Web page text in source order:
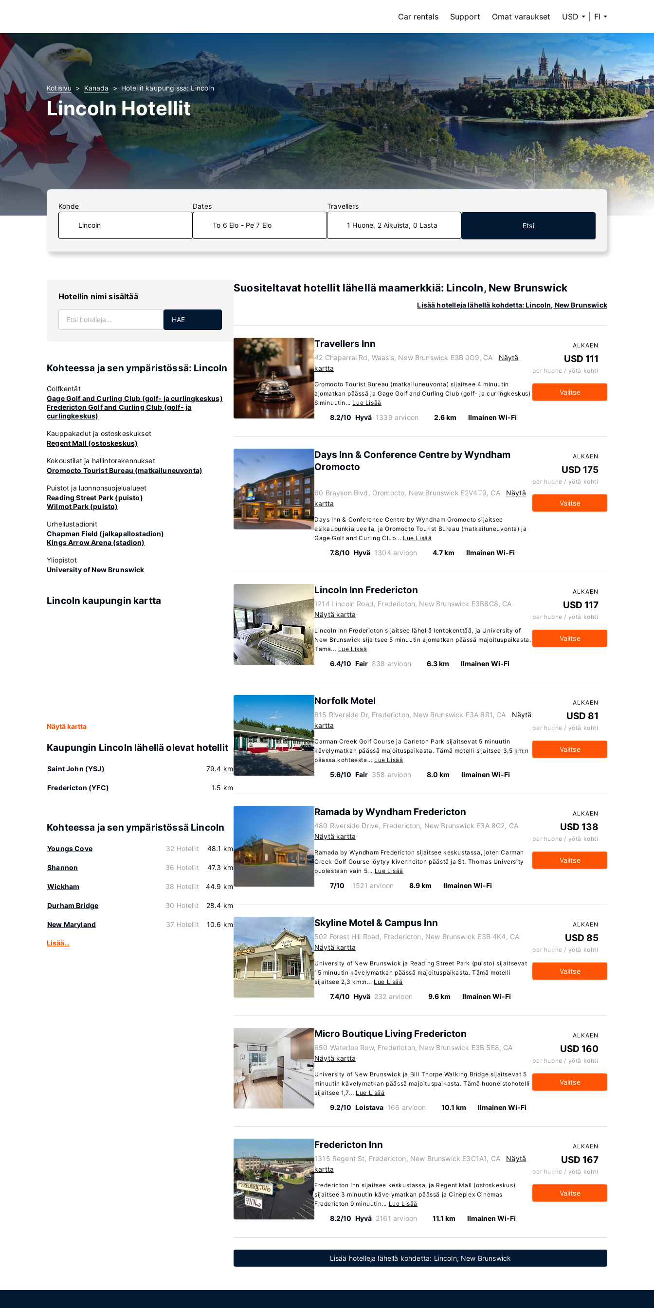
Car rentals Support Omat varaukset USD FI
Kotisivu Kanada Hotellit kaupungissa: Lincoln
Lincoln Hotellit
Kohde Dates
To 6 Elo - Pe 7 Elo
Travellers
1 Huone, 2 Aikuista, 0 Lasta Etsi
Hotellin nimi sisältää
HAE
Kohteessa ja sen ympäristössä: Lincoln
Golfkentät
Gage Golf and Curling Club (golf- ja curlingkeskus)
Fredericton Golf and Curling Club (golf- ja
curlingkeskus)
Kauppakadut ja ostoskeskukset
Regent Mall (ostoskeskus)
Kokoustilat ja hallintorakennukset
Oromocto Tourist Bureau (matkailuneuvonta)
Puistot ja luonnonsuojelualueet
Reading Street Park (puisto)
Wilmot Park (puisto)
Urheilustadionit
Chapman Field (jalkapallostadion)
Kings Arrow Arena (stadion)
Yliopistot
University of New Brunswick
Lincoln kaupungin kartta
Näytä kartta
Kaupungin Lincoln lähellä olevat hotellit
Saint John (YSJ) 79.4 km
Fredericton (YFC) 1.5 km
Kohteessa ja sen ympäristössä Lincoln
Youngs Cove 32 Hotellit 48.1 km
Shannon 36 Hotellit 47.3 km
Wickham 38 Hotellit 44.9 km
Durham Bridge 30 Hotellit 28.4 km
New Maryland 37 Hotellit 10.6 km
Lisää…
Suositeltavat hotellit lähellä maamerkkiä: Lincoln, New Brunswick
Lisää hotelleja lähellä kohdetta: Lincoln, New Brunswick
Travellers Inn
42 Chaparral Rd, Waasis, New Brunswick E3B 0G9, CA
Näytä
kartta
Oromocto Tourist Bureau (matkailuneuvonta) sijaitsee 4 minuutin
ajomatkan päässä ja Gage Golf and Curling Club (golf- ja curlingkeskus)
6 minuutin... Lue Lisää
8.2/10 Hyvä 1339 arvioon 2.6 km Ilmainen Wi-Fi
ALKAEN
USD 111
per huone / yötä kohti
Valitse
Days Inn & Conference Centre by Wyndham
Oromocto
60 Brayson Blvd, Oromocto, New Brunswick E2V4T9, CA
Näytä
kartta
Days Inn & Conference Centre by Wyndham Oromocto sijaitsee
esikaupunkialueella, ja Oromocto Tourist Bureau (matkailuneuvonta) ja
Gage Golf and Curling Club... Lue Lisää
7.8/10 Hyvä 1304 arvioon 4.7 km Ilmainen Wi-Fi
ALKAEN
USD 175
per huone / yötä kohti
Valitse
Lincoln Inn Fredericton
1214 Lincoln Road, Fredericton, New Brunswick E3B8C8, CA
Näytä kartta
Lincoln Inn Fredericton sijaitsee lähellä lentokenttää, ja University of
New Brunswick sijaitsee 5 minuutin ajomatkan päässä majoituspaikasta.
Tämä... Lue Lisää
6.4/10 Fair 838 arvioon 6.3 km Ilmainen Wi-Fi
ALKAEN
USD 117
per huone / yötä kohti
Valitse
Norfolk Motel
815 Riverside Dr, Fredericton, New Brunswick E3A 8R1, CA
Näytä
kartta
Carman Creek Golf Course ja Carleton Park sijaitsevat 5 minuutin
kävelymatkan päässä majoituspaikasta. Tämä motelli sijaitsee 3,5 km:n
päässä kohteesta... Lue Lisää
5.6/10 Fair 358 arvioon 8.0 km Ilmainen Wi-Fi
ALKAEN
USD 81
per huone / yötä kohti
Valitse
Ramada by Wyndham Fredericton
480 Riverside Drive, Fredericton, New Brunswick E3A 8C2, CA
Näytä kartta
Ramada by Wyndham Fredericton sijaitsee keskustassa, joten Carman
Creek Golf Course löytyy kivenheiton päästä ja St. Thomas University
puolestaan vain 5... Lue Lisää
7/10 1521 arvioon 8.9 km Ilmainen Wi-Fi
ALKAEN
USD 138
per huone / yötä kohti
Valitse
Skyline Motel & Campus Inn
502 Forest Hill Road, Fredericton, New Brunswick E3B 4K4, CA
Näytä kartta
University of New Brunswick ja Reading Street Park (puisto) sijaitsevat
15 minuutin kävelymatkan päässä majoituspaikasta. Tämä motelli
sijaitsee 2,3 km:n... Lue Lisää
7.4/10 Hyvä 232 arvioon 9.6 km Ilmainen Wi-Fi
ALKAEN
USD 85
per huone / yötä kohti
Valitse
Micro Boutique Living Fredericton
650 Waterloo Row, Fredericton, New Brunswick E3B 5E8, CA
Näytä kartta
University of New Brunswick ja Bill Thorpe Walking Bridge sijaitsevat 5
minuutin kävelymatkan päässä majoituspaikasta. Tämä huoneistohotelli
sijaitsee 1,7... Lue Lisää
9.2/10 Loistava 166 arvioon 10.1 km Ilmainen Wi-Fi
ALKAEN
USD 160
per huone / yötä kohti
Valitse
Fredericton Inn
1315 Regent St, Fredericton, New Brunswick E3C1A1, CA
Näytä
kartta
Fredericton Inn sijaitsee keskustassa, ja Regent Mall (ostoskeskus)
sijaitsee 3 minuutin kävelymatkan päässä ja Cineplex Cinemas
Fredericton 9 minuutin... Lue Lisää
8.2/10 Hyvä 2161 arvioon 11.1 km Ilmainen Wi-Fi
ALKAEN
USD 167
per huone / yötä kohti
Valitse
Lisää hotelleja lähellä kohdetta: Lincoln, New Brunswick